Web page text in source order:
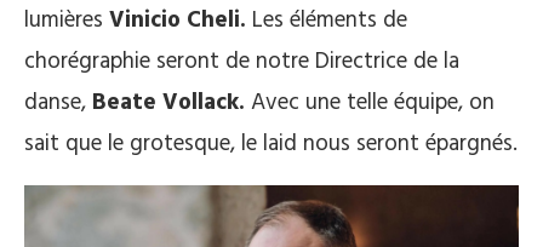
lumières Vinicio Cheli. Les éléments de
chorégraphie seront de notre Directrice de la
danse, Beate Vollack. Avec une telle équipe, on
sait que le grotesque, le laid nous seront épargnés.